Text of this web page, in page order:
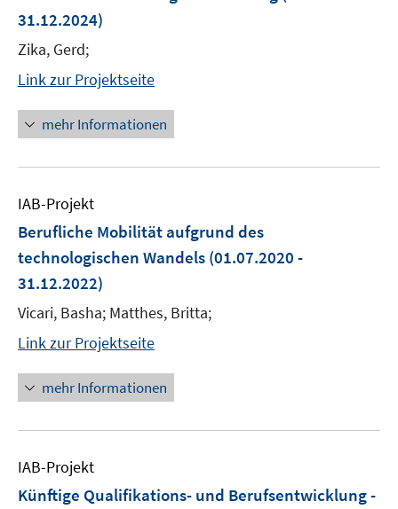
31.12.2024)
Zika, Gerd;
Link zur Projektseite
mehr Informationen
IAB-Projekt
Berufliche Mobilität aufgrund des
technologischen Wandels (01.07.2020 -
31.12.2022)
Vicari, Basha; Matthes, Britta;
Link zur Projektseite
mehr Informationen
IAB-Projekt
Künftige Qualifikations- und Berufsentwicklung -